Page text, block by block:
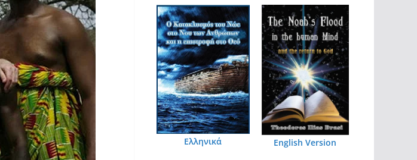
Ελληνικά English Version